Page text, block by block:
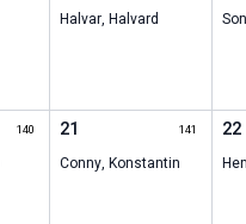
Halvar, Halvard
140 21 141
Conny, Konstantin
22